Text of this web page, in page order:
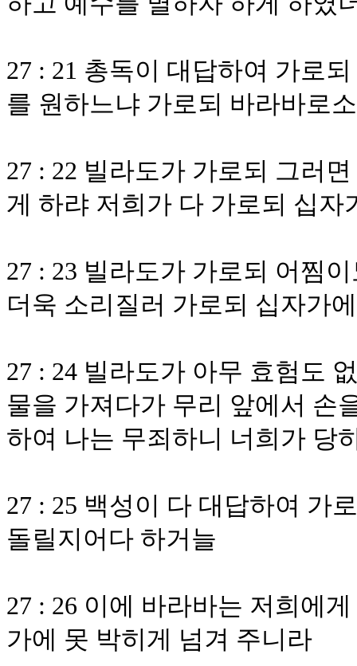
27 : 21 총독이 대답하여 가로
를 원하느냐 가로되 바라바로
27 : 22 빌라도가 가로되 그러
게 하랴 저희가 다 가로되 십
27 : 23 빌라도가 가로되 어찜
더욱 소리질러 가로되 십자가
27 : 24 빌라도가 아무 효험도
물을 가져다가 무리 앞에서 손
하여 나는 무죄하니 너희가 당
27 : 25 백성이 다 대답하여 가
돌릴지어다 하거늘
27 : 26 이에 바라바는 저희에
가에 못 박히게 넘겨 주니라